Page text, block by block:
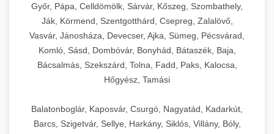
Győr, Pápa, Celldömölk, Sárvár, Kőszeg, Szombathely,
Ják, Körmend, Szentgotthárd, Csepreg, Zalalövő,
Vasvár, Jánosháza, Devecser, Ajka, Sümeg, Pécsvárad,
Komló, Sásd, Dombóvár, Bonyhád, Bátaszék, Baja,
Bácsalmás, Szekszárd, Tolna, Fadd, Paks, Kalocsa,
Hőgyész, Tamási
Balatonboglár, Kaposvár, Csurgó, Nagyatád, Kadarkút,
Barcs, Szigetvár, Sellye, Harkány, Siklós, Villány, Bóly,